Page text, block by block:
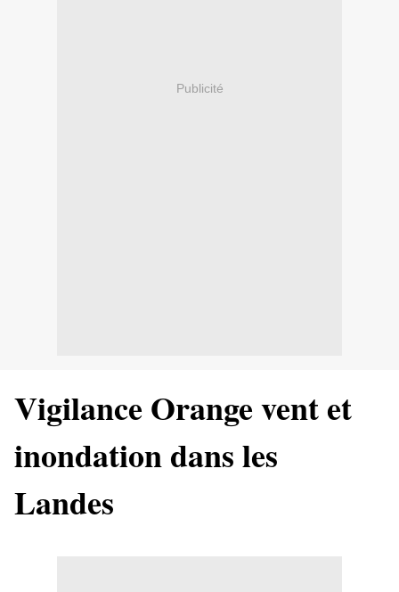
Publicité
Vigilance Orange vent et
inondation dans les
Landes